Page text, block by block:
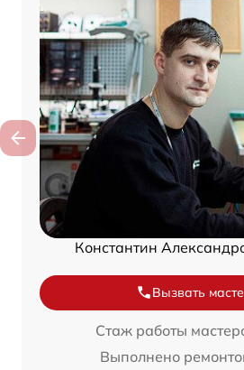
Константин
Вызвать
Стаж работы
Выполнено